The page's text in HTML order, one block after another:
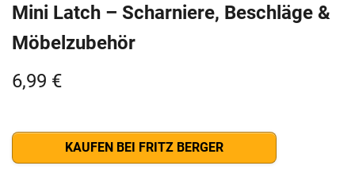
Mini Latch – Scharniere, Beschläge &
Möbelzubehör
6,99 €
KAUFEN BEI FRITZ BERGER